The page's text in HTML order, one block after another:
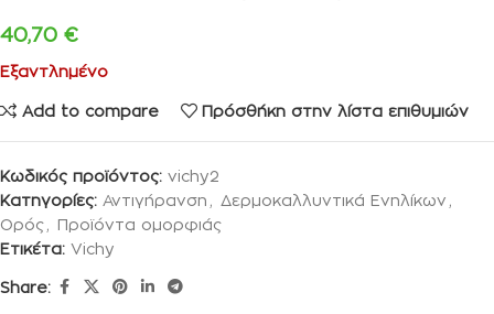
40,70 €
Εξαντλημένο
Add to compare Πρόσθήκη στην λίστα επιθυμιών
Κωδικός προϊόντος: vichy2
Κατηγορίες: Αντιγήρανση , Δερμοκαλλυντικά Ενηλίκων ,
Ορός , Προϊόντα ομορφιάς
Ετικέτα: Vichy
Share: